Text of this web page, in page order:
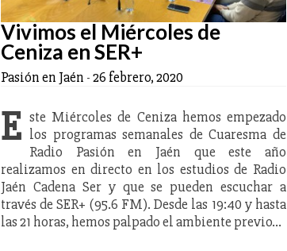
Vivimos el Miércoles de
Ceniza en SER+
Pasión en Jaén -26 febrero, 2020
E ste Miércoles de Ceniza hemos empezado
los programas semanales de Cuaresma de
Radio Pasión en Jaén que este año
realizamos en directo en los estudios de Radio
Jaén Cadena Ser y que se pueden escuchar a
través de SER+ (95.6 FM). Desde las 19:40 y hasta
las 21 horas, hemos palpado el ambiente previo…